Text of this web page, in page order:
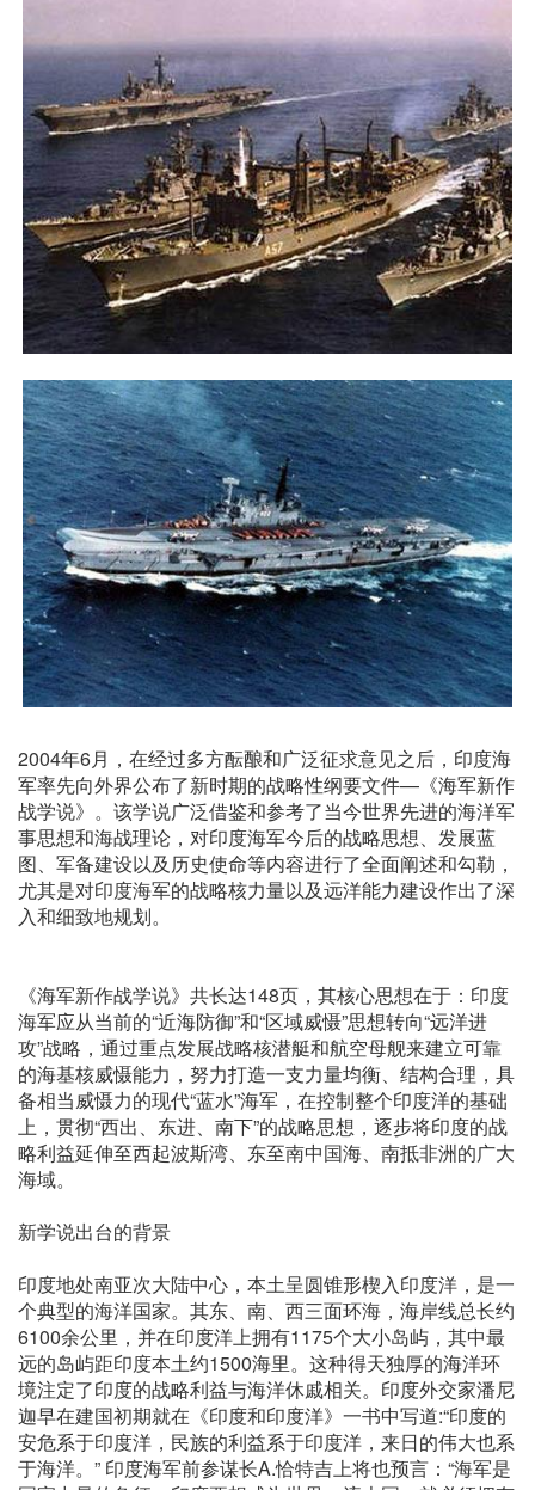
2004年6月，在经过多方酝酿和广泛征求意见之后，印度海
军率先向外界公布了新时期的战略性纲要文件—《海军新作
战学说》。该学说广泛借鉴和参考了当今世界先进的海洋军
事思想和海战理论，对印度海军今后的战略思想、发展蓝
图、军备建设以及历史使命等内容进行了全面阐述和勾勒，
尤其是对印度海军的战略核力量以及远洋能力建设作出了深
入和细致地规划。
《海军新作战学说》共长达148页，其核心思想在于：印度
海军应从当前的“近海防御”和“区域威慑”思想转向“远洋进
攻”战略，通过重点发展战略核潜艇和航空母舰来建立可靠
的海基核威慑能力，努力打造一支力量均衡、结构合理，具
备相当威慑力的现代“蓝水”海军，在控制整个印度洋的基础
上，贯彻“西出、东进、南下”的战略思想，逐步将印度的战
略利益延伸至西起波斯湾、东至南中国海、南抵非洲的广大
海域。
新学说出台的背景
印度地处南亚次大陆中心，本土呈圆锥形楔入印度洋，是一
个典型的海洋国家。其东、南、西三面环海，海岸线总长约
6100余公里，并在印度洋上拥有1175个大小岛屿，其中最
远的岛屿距印度本土约1500海里。这种得天独厚的海洋环
境注定了印度的战略利益与海洋休戚相关。印度外交家潘尼
迦早在建国初期就在《印度和印度洋》一书中写道:“印度的
安危系于印度洋，民族的利益系于印度洋，来日的伟大也系
于海洋。” 印度海军前参谋长A.恰特吉上将也预言：“海军是